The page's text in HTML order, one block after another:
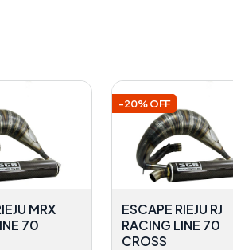
MRX
70
-20% OFF
ESCAPE RIEJU RJ
RACING LINE 70
CROSS